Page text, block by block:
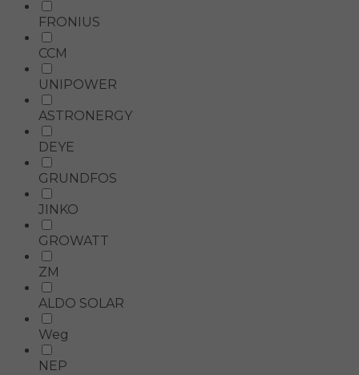
FRONIUS
CCM
UNIPOWER
ASTRONERGY
DEYE
GRUNDFOS
JINKO
GROWATT
ZM
ALDO SOLAR
Weg
NEP